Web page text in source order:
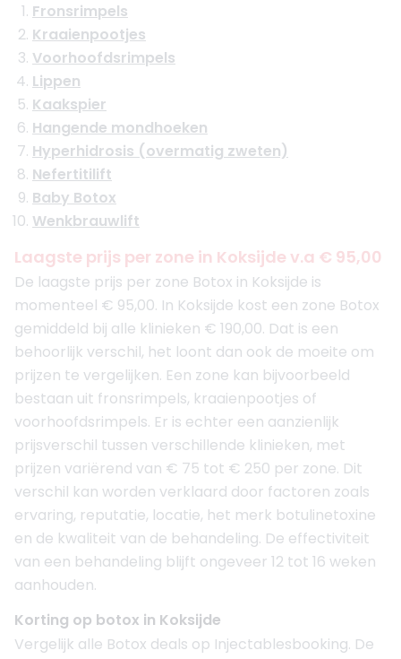
Fronsrimpels
Kraaienpootjes
Voorhoofdsrimpels
Lippen
Kaakspier
Hangende mondhoeken
Hyperhidrosis (overmatig zweten)
Nefertitilift
Baby Botox
Wenkbrauwlift
Laagste prijs per zone in Koksijde v.a € 95,00
De laagste prijs per zone Botox in Koksijde is
momenteel € 95,00. In Koksijde kost een zone Botox
gemiddeld bij alle klinieken € 190,00. Dat is een
behoorlijk verschil, het loont dan ook de moeite om
prijzen te vergelijken. Een zone kan bijvoorbeeld
bestaan uit fronsrimpels, kraaienpootjes of
voorhoofdsrimpels. Er is echter een aanzienlijk
prijsverschil tussen verschillende klinieken, met
prijzen variërend van € 75 tot € 250 per zone. Dit
verschil kan worden verklaard door factoren zoals
ervaring, reputatie, locatie, het merk botulinetoxine
en de kwaliteit van de behandeling. De effectiviteit
van een behandeling blijft ongeveer 12 tot 16 weken
aanhouden.
Korting op botox in Koksijde
Vergelijk alle Botox deals op Injectablesbooking. De